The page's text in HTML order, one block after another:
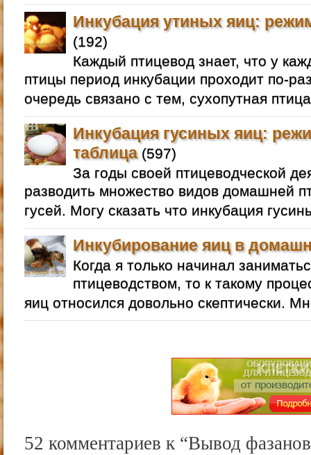
Инкубация утиных яиц:
(192)
Каждый птицевод знает, что у
птицы период инкубации проходит по-
очередь связано с тем, сухопутная
Инкубация гусиных яиц:
таблица(597)
За годы своей птицеводческой
разводить множество видов домашней
гусей. Могу сказать что инкубация
Инкубирование яиц в
Когда я только начинал
птицеводством, то к такому
яиц относился довольно скептически.
52 комментариев к “Вывод